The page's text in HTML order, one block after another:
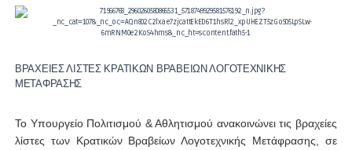
ΒΡΑΧΕΙΕΣ ΛΙΣΤΕΣ ΚΡΑΤΙΚΩΝ ΒΡΑΒΕΙΩΝ ΛΟΓΟΤΕΧΝΙΚΗΣ
ΜΕΤΑΦΡΑΣΗΣ
Το Υπουργείο Πολιτισμού & Αθλητισμού ανακοινώνει τις βραχείες
λίστες των Κρατικών Βραβείων Λογοτεχνικής Μετάφρασης, σε